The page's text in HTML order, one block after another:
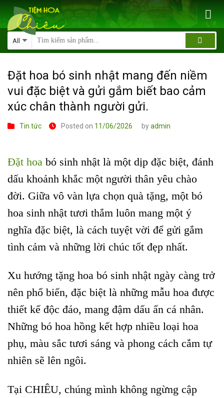
Skip
to
content
Đặt hoa bó sinh nhật mang đến niềm
vui đặc biệt và gửi gắm biết bao cảm
xúc chân thành người gửi.
Tin tức Posted on 11/06/2026 byadmin
Đặt hoa bó sinh nhật là một dịp đặc biệt, đánh
dấu khoảnh khắc một người thân yêu chào
đời. Giữa vô vàn lựa chọn quà tặng, một bó
hoa sinh nhật tươi thắm luôn mang một ý
nghĩa đặc biệt, là cách tuyệt vời để gửi gắm
tình cảm và những lời chúc tốt đẹp nhất.
Xu hướng tặng hoa bó sinh nhật ngày càng trở
nên phổ biến, đặc biệt là những mẫu hoa được
thiết kế độc đáo, mang đậm dấu ấn cá nhân.
Những bó hoa hồng kết hợp nhiều loại hoa
phụ, màu sắc tươi sáng và phong cách cắm tự
nhiên sẽ lên ngôi.
Tại CHIÊU, chúng mình không ngừng cập